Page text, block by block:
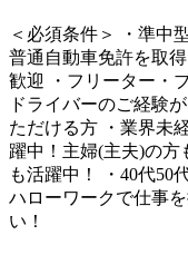
＜必須条件＞ ・準中
普通自動車免許を取
歓迎 ・フリーター・
ドライバーのご経験
ただける方 ・業界未
躍中！主婦(主夫)の方
も活躍中！ ・40代50
ハローワークで仕事
い！